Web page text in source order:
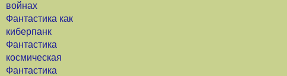
войнах
Фантастика как
киберпанк
Фантастика
космическая
Фантастика